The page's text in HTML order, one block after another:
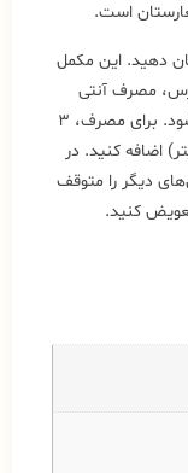
است.
دهید. این مکمل
استرس، مصرف آنتی
بیوتیک، و لانه‌سازی پرنده، هر روزه مصرف شود. برای مصرف، ۳
تمیز (۵۰ میلی‌لیتر) اضافه کنید. در
دیگر را متوقف